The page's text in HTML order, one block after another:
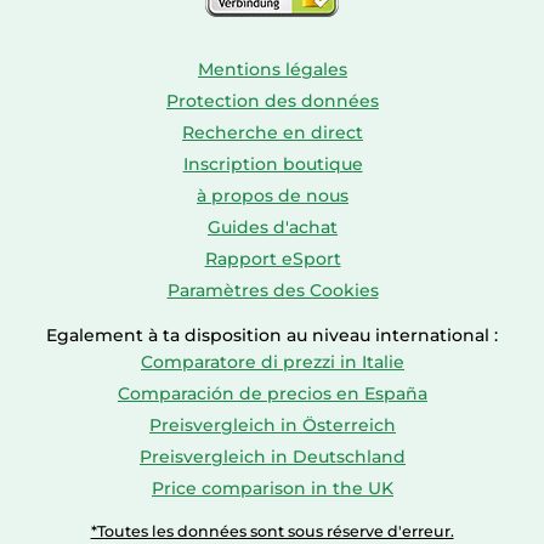
Mentions légales
Protection des données
Recherche en direct
Inscription boutique
à propos de nous
Guides d'achat
Rapport eSport
Paramètres des Cookies
Egalement à ta disposition au niveau international :
Comparatore di prezzi in Italie
Comparación de precios en España
Preisvergleich in Österreich
Preisvergleich in Deutschland
Price comparison in the UK
*Toutes les données sont sous réserve d'erreur.